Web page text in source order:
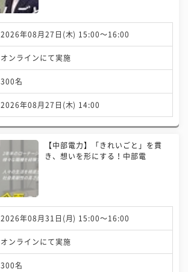
2026年08月27日(木) 15:00〜16:00
オンラインにて実施
300名
2026年08月27日(木) 14:00
【中部電力】「きれいごと」を貫
き、想いを形にする！中部電
2026年08月31日(月) 15:00〜16:00
オンラインにて実施
300名